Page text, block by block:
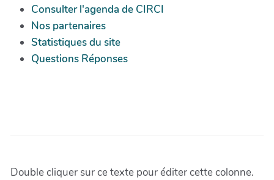
Consulter l'agenda de CIRCI
Nos partenaires
Statistiques du site
Questions Réponses
Double cliquer sur ce texte pour éditer cette colonne.